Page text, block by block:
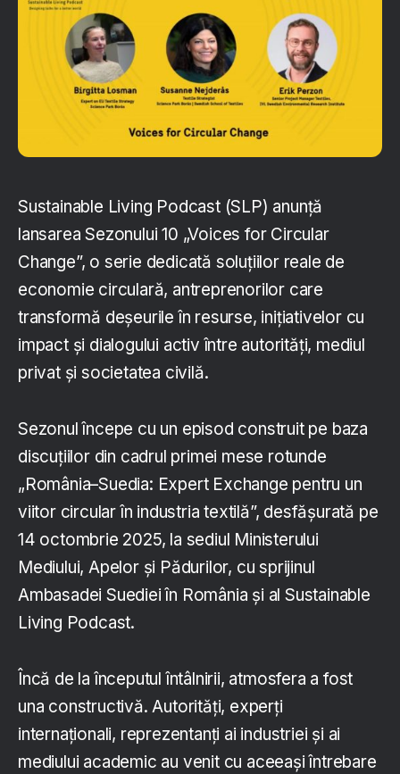
Sustainable Living Podcast (SLP) anunță
lansarea Sezonului 10 „Voices for Circular
Change”, o serie dedicată soluțiilor reale de
economie circulară, antreprenorilor care
transformă deșeurile în resurse, inițiativelor cu
impact și dialogului activ între autorități, mediul
privat și societatea civilă.
Sezonul începe cu un episod construit pe baza
discuțiilor din cadrul primei mese rotunde
„România–Suedia: Expert Exchange pentru un
viitor circular în industria textilă”, desfășurată pe
14 octombrie 2025, la sediul Ministerului
Mediului, Apelor și Pădurilor, cu sprijinul
Ambasadei Suediei în România și al Sustainable
Living Podcast.
Încă de la începutul întâlnirii, atmosfera a fost
una constructivă. Autorități, experți
internaționali, reprezentanți ai industriei și ai
mediului academic au venit cu aceeași întrebare